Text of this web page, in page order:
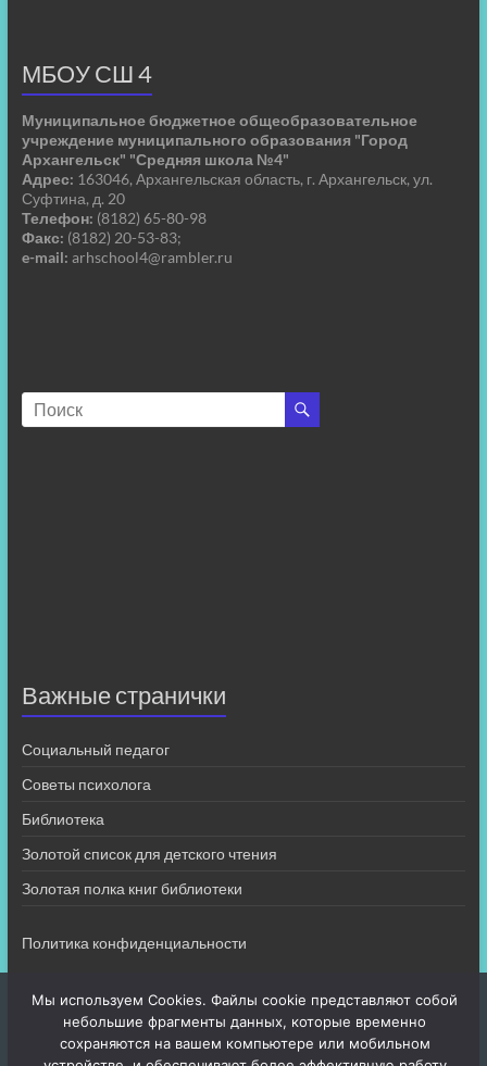
МБОУ СШ 4
Муниципальное бюджетное общеобразовательное
учреждение муниципального образования "Город
Архангельск" "Средняя школа №4"
Адрес: 163046, Архангельская область, г. Архангельск, ул.
Суфтина, д. 20
Телефон: (8182) 65-80-98
Факс: (8182) 20-53-83;
e-mail: arhschool4@rambler.ru
Важные странички
Социальный педагог
Советы психолога
Библиотека
Золотой список для детского чтения
Золотая полка книг библиотеки
Политика конфиденциальности
Мы используем Cookies. Файлы cookie представляют собой
небольшие фрагменты данных, которые временно
сохраняются на вашем компьютере или мобильном